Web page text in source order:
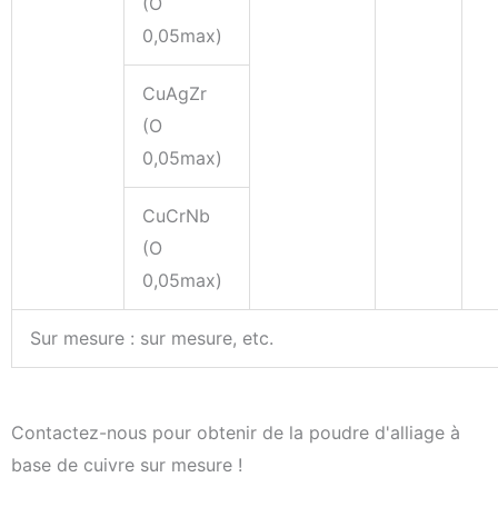
0,05max)
CuAgZr
(O
0,05max)
CuCrNb
(O
0,05max)
Sur mesure : sur mesure, etc.
Contactez-nous pour obtenir de la poudre d'alliage à
base de cuivre sur mesure !